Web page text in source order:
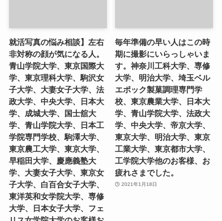
就活写真の悩み相談】左右
非対称の顔が気になる人。
青山学院大学、東京国際大
学、東京理科大学、駒沢女
子大学、大妻女子大学、法
政大学、中央大学、日本大
学、成城大学、国士舘大
学、青山学院大学、日本工
学院専門学校、駒澤大学、
東京農工大学、東京大学、
早稲田大学、慶應義塾大
学、大妻女子大学、東京女
子大学、白百合女子大学、
東洋英和女学院大学、専修
大学、日本女子大学、フェ
毎年準備の早い人はこの時
期に撮影にいらっしゃいま
す。神奈川工科大学、専修
大学、明治大学、埼玉ベル
エポック製菓調理専門学
校、東京農業大学、日本大
学、青山学院大学、法政大
学、中央大学、帝京大学、
東京大学、明治大学、東京
工業大学、東京都市大学、
工学院大学他のお客様、お
疲れさまでした。
2021年1月18日